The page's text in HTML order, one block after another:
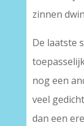
zinnen
De laatste
nog een
veel
dan een